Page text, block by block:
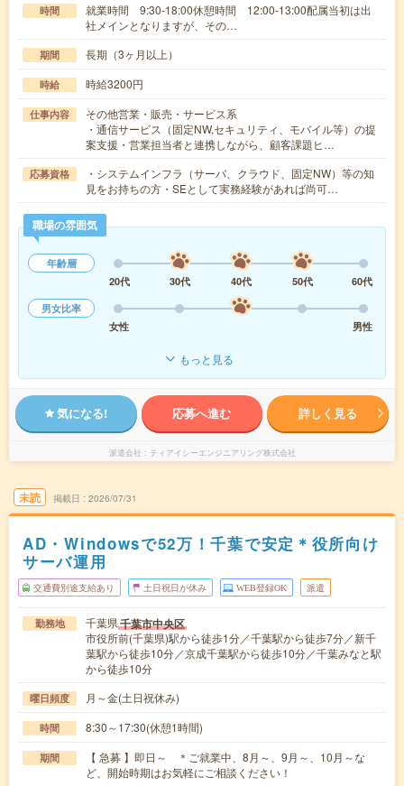
時間
就業時間 9:30-18:00休憩時間 12:00-13:00配属当初は出
社メインとなりますが、その…
期間 長期（3ヶ月以上）
時給 時給3200円
仕事内容
その他営業・販売・サービス系
・通信サービス（固定NW,セキュリティ、モバイル等）の提
案支援・営業担当者と連携しながら、顧客課題ヒ…
応募資格
・システムインフラ（サーバ、クラウド、固定NW）等の知
見をお持ちの方・SEとして実務経験があれば尚可…
職場の雰囲気
年齢層
20代
30代 40代 50代
60代
男女比率
女性
男性
もっと見る
気になる! 応募へ進む 詳しく見る
派遣会社 ティアイシーエンジニアリング株式会社
未読 掲載日 2026/07/31
AD・Windowsで52万！千葉で安定＊役所向け
サーバ運用
交通費別途支給あり 土日祝日が休み WEB登録OK 派遣
勤務地 千葉県千葉市中央区
市役所前(千葉県)駅から徒歩1分／千葉駅から徒歩7分／新千
葉駅から徒歩10分／京成千葉駅から徒歩10分／千葉みなと駅
から徒歩10分
曜日頻度 月～金(土日祝休み)
時間 8:30～17:30(休憩1時間)
期間
【 急募 】即日～ ＊ご就業中、8月～、9月～、10月～な
ど、開始時期はお気軽にご相談ください！